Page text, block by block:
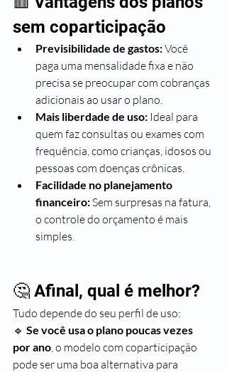
sem coparticipação
Previsibilidade de gastos: Você
paga uma mensalidade fixa e não
precisa se preocupar com cobranças
adicionais ao usar o plano.
Mais liberdade de uso: Ideal para
quem faz consultas ou exames com
frequência, como crianças, idosos ou
pessoas com doenças crônicas.
Facilidade no planejamento
financeiro: Sem surpresas na fatura,
o controle do orçamento é mais
simples.
🤔 Afinal, qual é melhor?
Tudo depende do seu perfil de uso:
🔹 Se você usa o plano poucas vezes
por ano, o modelo com coparticipação
pode ser uma boa alternativa para